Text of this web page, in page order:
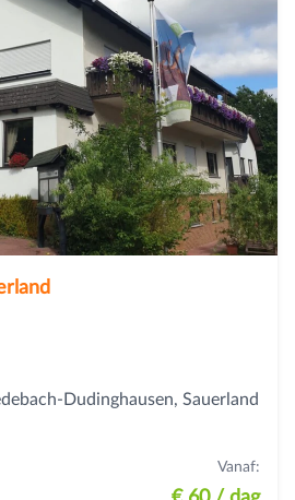
Dudinghausen, Sauerland
Vanaf: